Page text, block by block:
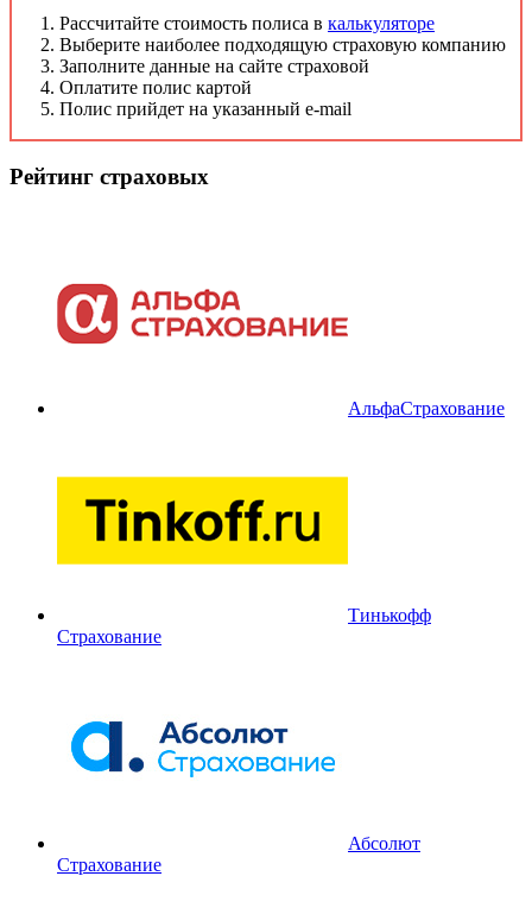
Рассчитайте стоимость полиса в калькуляторе
Выберите наиболее подходящую страховую компанию
Заполните данные на сайте страховой
Оплатите полис картой
Полис прийдет на указанный e-mail
Рейтинг страховых
АльфаСтрахование
Тинькофф
Страхование
Абсолют
Страхование